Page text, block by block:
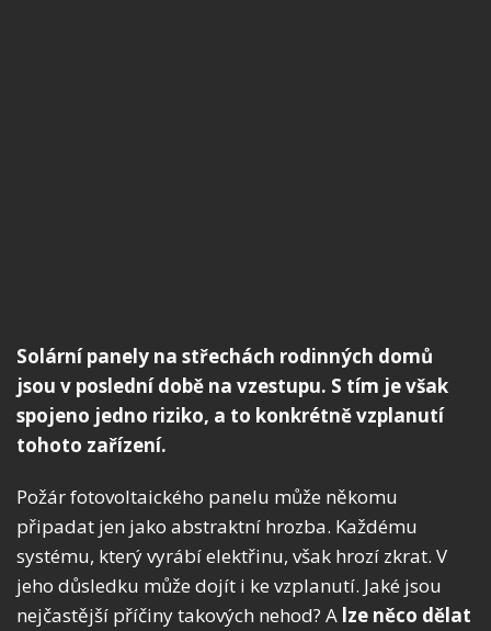
Solární panely na střechách rodinných domů
jsou v poslední době na vzestupu. S tím je však
spojeno jedno riziko, a to konkrétně vzplanutí
tohoto zařízení.
Požár fotovoltaického panelu může někomu
připadat jen jako abstraktní hrozba. Každému
systému, který vyrábí elektřinu, však hrozí zkrat. V
jeho důsledku může dojít i ke vzplanutí. Jaké jsou
nejčastější příčiny takových nehod? A lze něco dělat